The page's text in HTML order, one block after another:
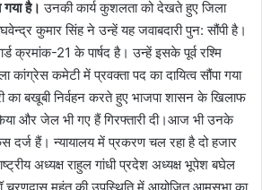
गया है।उनकी कार्य कुशलता को देखते हुए जिला
कुमार सिंह ने उन्हें यह जवाबदारी पुन: सौंपी है।
क्रमांक-21 के पार्षद है। उन्हें इसके पूर्व रश्मि
कांग्रेस कमेटी में प्रवक्ता पद का दायित्व सौंपा गया
का बखूबी निर्वहन करते हुए भाजपा शासन के खिलाफ
और जेल भी गए हैं गिरफ्तारी दी।आज भी उनके
हैं। न्यायालय में प्रकरण चल रहा है दो हजार
अध्यक्ष राहुल गांधी प्रदेश अध्यक्ष भूपेश बघेल